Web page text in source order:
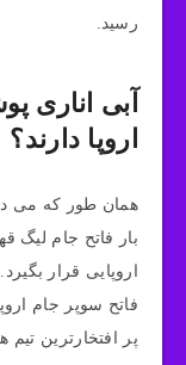
رسید.
آبی اناری
اروپا دارند؟
بار فاتح جام لیگ
فاتح سوپر جام
پر افتخارترین